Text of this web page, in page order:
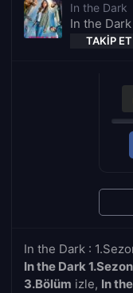
In the Dark
In the Dark
TAKIP ET
In the Dark :
In the Dark
3.Bölüm izle, In